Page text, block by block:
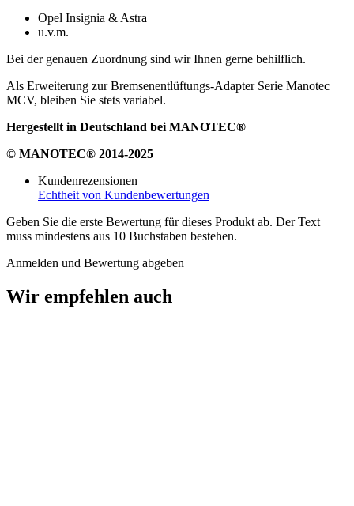
Opel Insignia & Astra
u.v.m.
Bei der genauen Zuordnung sind wir Ihnen gerne behilflich.
Als Erweiterung zur Bremsenentlüftungs-Adapter Serie Manotec
MCV, bleiben Sie stets variabel.
Hergestellt in Deutschland bei MANOTEC®
© MANOTEC® 2014-2025
Kundenrezensionen
Echtheit von Kundenbewertungen
Geben Sie die erste Bewertung für dieses Produkt ab. Der Text
muss mindestens aus 10 Buchstaben bestehen.
Anmelden und Bewertung abgeben
Wir empfehlen auch